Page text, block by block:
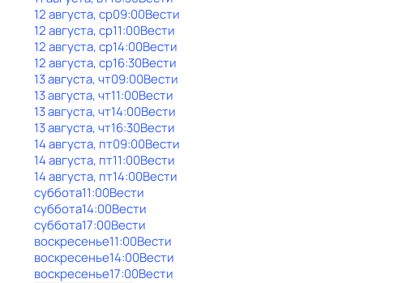
12 августа, ср09:00Вести
12 августа, ср11:00Вести
12 августа, ср14:00Вести
12 августа, ср16:30Вести
13 августа, чт09:00Вести
13 августа, чт11:00Вести
13 августа, чт14:00Вести
13 августа, чт16:30Вести
14 августа, пт09:00Вести
14 августа, пт11:00Вести
14 августа, пт14:00Вести
суббота11:00Вести
суббота14:00Вести
суббота17:00Вести
воскресенье11:00Вести
воскресенье14:00Вести
воскресенье17:00Вести